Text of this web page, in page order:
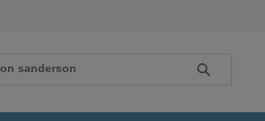
Szukaj